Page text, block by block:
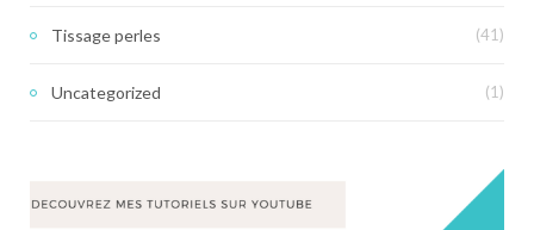
Tissage perles (41)
Uncategorized (1)